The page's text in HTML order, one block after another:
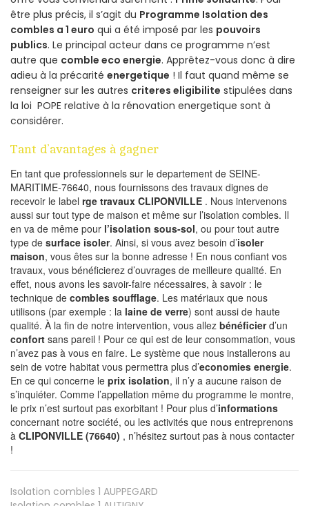
être plus précis, il s’agit du Programme Isolation des
combles a 1 euro qui a été imposé par les pouvoirs
publics. Le principal acteur dans ce programme n’est
autre que comble eco energie. Apprêtez-vous donc à dire
adieu à la précarité energetique ! Il faut quand même se
renseigner sur les autres criteres eligibilite stipulées dans
la loi POPE relative à la rénovation energetique sont à
considérer.
Tant d’avantages à gagner
En tant que professionnels sur le departement de SEINE-
MARITIME-76640, nous fournissons des travaux dignes de
recevoir le label rge travaux CLIPONVILLE . Nous intervenons
aussi sur tout type de maison et même sur l’isolation combles. Il
en va de même pour l’isolation sous-sol, ou pour tout autre
type de surface isoler. Ainsi, si vous avez besoin d’isoler
maison, vous êtes sur la bonne adresse ! En nous confiant vos
travaux, vous bénéficierez d’ouvrages de meilleure qualité. En
effet, nous avons les savoir-faire nécessaires, à savoir : le
technique de combles soufflage. Les matériaux que nous
utilisons (par exemple : la laine de verre) sont aussi de haute
qualité. À la fin de notre intervention, vous allez bénéficierd’un
confort sans pareil ! Pour ce qui est de leur consommation, vous
n’avez pas à vous en faire. Le système que nous installerons au
sein de votre habitat vous permettra plus d’economies energie.
En ce qui concerne le prix isolation, il n’y a aucune raison de
s’inquiéter. Comme l’appellation même du programme le montre,
le prix n’est surtout pas exorbitant ! Pour plus d’informations
concernant notre société, ou les activités que nous entreprenons
à CLIPONVILLE (76640) , n’hésitez surtout pas à nous contacter
!
Isolation combles 1 AUPPEGARD